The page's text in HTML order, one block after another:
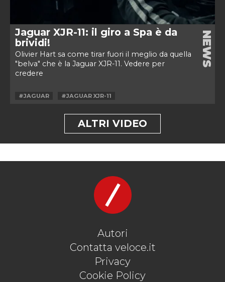
Jaguar XJR-11: il giro a Spa è da
brividi!
Olivier Hart sa come tirar fuori il meglio da quella
"belva" che è la Jaguar XJR-11. Vedere per
credere
NEWS
#JAGUAR #JAGUAR XJR-11
ALTRI VIDEO
Autori
Contatta veloce.it
Privacy
Cookie Policy